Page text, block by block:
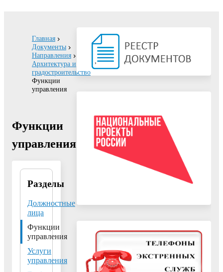
Главная
Документы
Направления
Архитектура и
градостроительство
Функции
управления
Функции
управления
Разделы
Должностные
лица
Функции
управления
Услуги
управления
городского округа
Московской
140200, Московская